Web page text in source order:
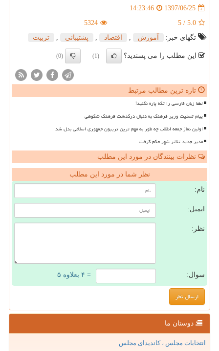
1397/06/25
14:23:46
5.0
/
5
5324
تگهای خبر:
آموزش , اقتصاد , پشتیبانی , تربیت
این مطلب را می پسندید؟ (1)
(0)
تازه ترین مطالب مرتبط
لطفا زبان فارسی را تکه پاره نکنید!
پیام تسلیت وزیر فرهنگ به دنبال درگذشت فرهنگ شکوهی
اولین نماز جمعه انقلاب چه طور به مهم ترین تریبون جمهوری اسلامی بدل شد
مدیر جدید تئاتر شهر حکم گرفت
نظرات بینندگان در مورد این مطلب
نظر شما در مورد این مطلب
نام:
ایمیل:
نظر:
سوال: = ۴ بعلاوه ۵
دوستان ما
انتخابات مجلس ، کاندیدای مجلس